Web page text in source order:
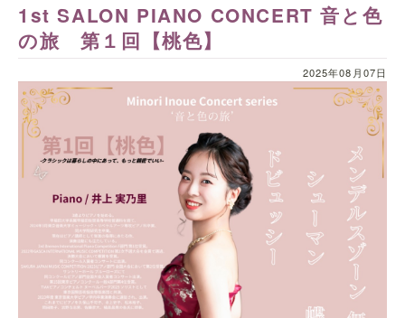
1st SALON PIANO CONCERT 音と色
の旅 第１回【桃色】
2025年08月07日